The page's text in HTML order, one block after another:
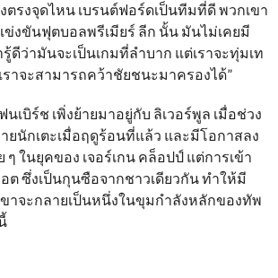
งตรงจุดไหน เบรนต์ฟอร์ดเป็นทีมที่ดี พวกเขา
งขันฟุตบอลพรีเมียร์ ลีก นั้น มันไม่เคยมี
รู้ดีว่ามันจะเป็นเกมที่ลำบาก แต่เราจะทุ่มเท
ราจะสามารถคว้าชัยชนะมาครองได้”
นเบิร์ช เพิ่งย้ายมาอยู่กับ ลิเวอร์พูล เมื่อช่วง
นักเตะเมื่อฤดูร้อนที่แล้ว และมีโอกาสลง
ในยุคของ เจอร์เกน คล็อปป์ แต่การเข้า
ต ซึ่งเป็นกุนซือจากชาวเดียวกัน ทำให้มี
ขาจะกลายเป็นหนึ่งในขุมกำลังหลักของทัพ